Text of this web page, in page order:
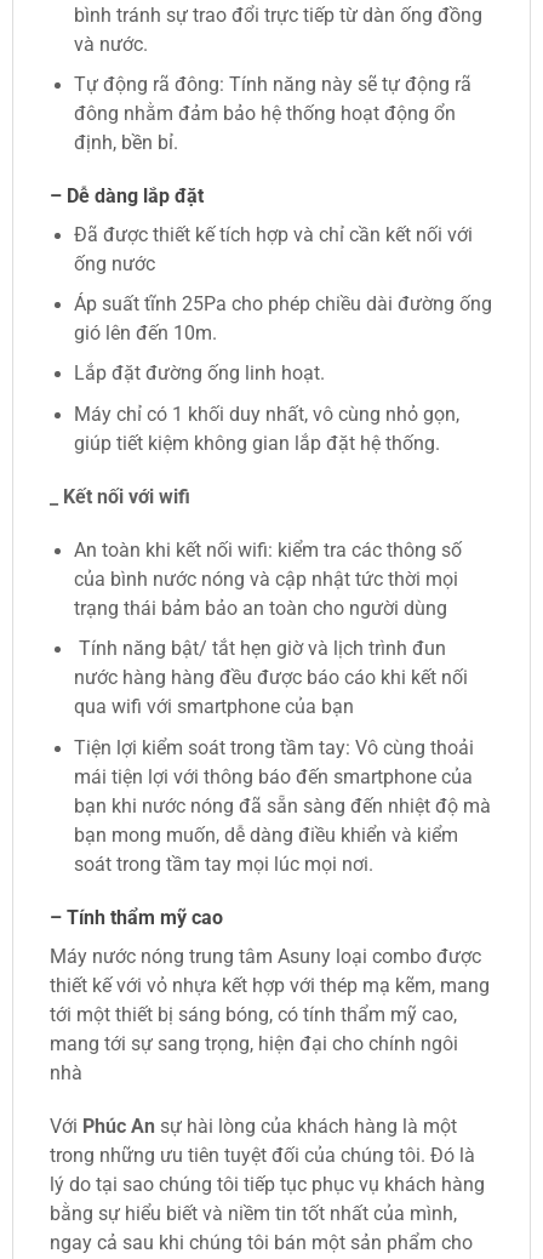
bình tránh sự trao đổi trực tiếp từ dàn ống đồng
và nước.
Tự động rã đông: Tính năng này sẽ tự động rã
đông nhằm đảm bảo hệ thống hoạt động ổn
định, bền bỉ.
– Dễ dàng lắp đặt
Đã được thiết kế tích hợp và chỉ cần kết nối với
ống nước
Áp suất tĩnh 25Pa cho phép chiều dài đường ống
gió lên đến 10m.
Lắp đặt đường ống linh hoạt.
Máy chỉ có 1 khối duy nhất, vô cùng nhỏ gọn,
giúp tiết kiệm không gian lắp đặt hệ thống.
_ Kết nối với wifi
An toàn khi kết nối wifi: kiểm tra các thông số
của bình nước nóng và cập nhật tức thời mọi
trạng thái bảm bảo an toàn cho người dùng
Tính năng bật/ tắt hẹn giờ và lịch trình đun
nước hàng hàng đều được báo cáo khi kết nối
qua wifi với smartphone của bạn
Tiện lợi kiểm soát trong tầm tay: Vô cùng thoải
mái tiện lợi với thông báo đến smartphone của
bạn khi nước nóng đã sẵn sàng đến nhiệt độ mà
bạn mong muốn, dễ dàng điều khiển và kiểm
soát trong tầm tay mọi lúc mọi nơi.
– Tính thẩm mỹ cao
Máy nước nóng trung tâm Asuny loại combo được
thiết kế với vỏ nhựa kết hợp với thép mạ kẽm, mang
tới một thiết bị sáng bóng, có tính thẩm mỹ cao,
mang tới sự sang trọng, hiện đại cho chính ngôi
nhà
Với Phúc An sự hài lòng của khách hàng là một
trong những ưu tiên tuyệt đối của chúng tôi. Đó là
lý do tại sao chúng tôi tiếp tục phục vụ khách hàng
bằng sự hiểu biết và niềm tin tốt nhất của mình,
ngay cả sau khi chúng tôi bán một sản phẩm cho